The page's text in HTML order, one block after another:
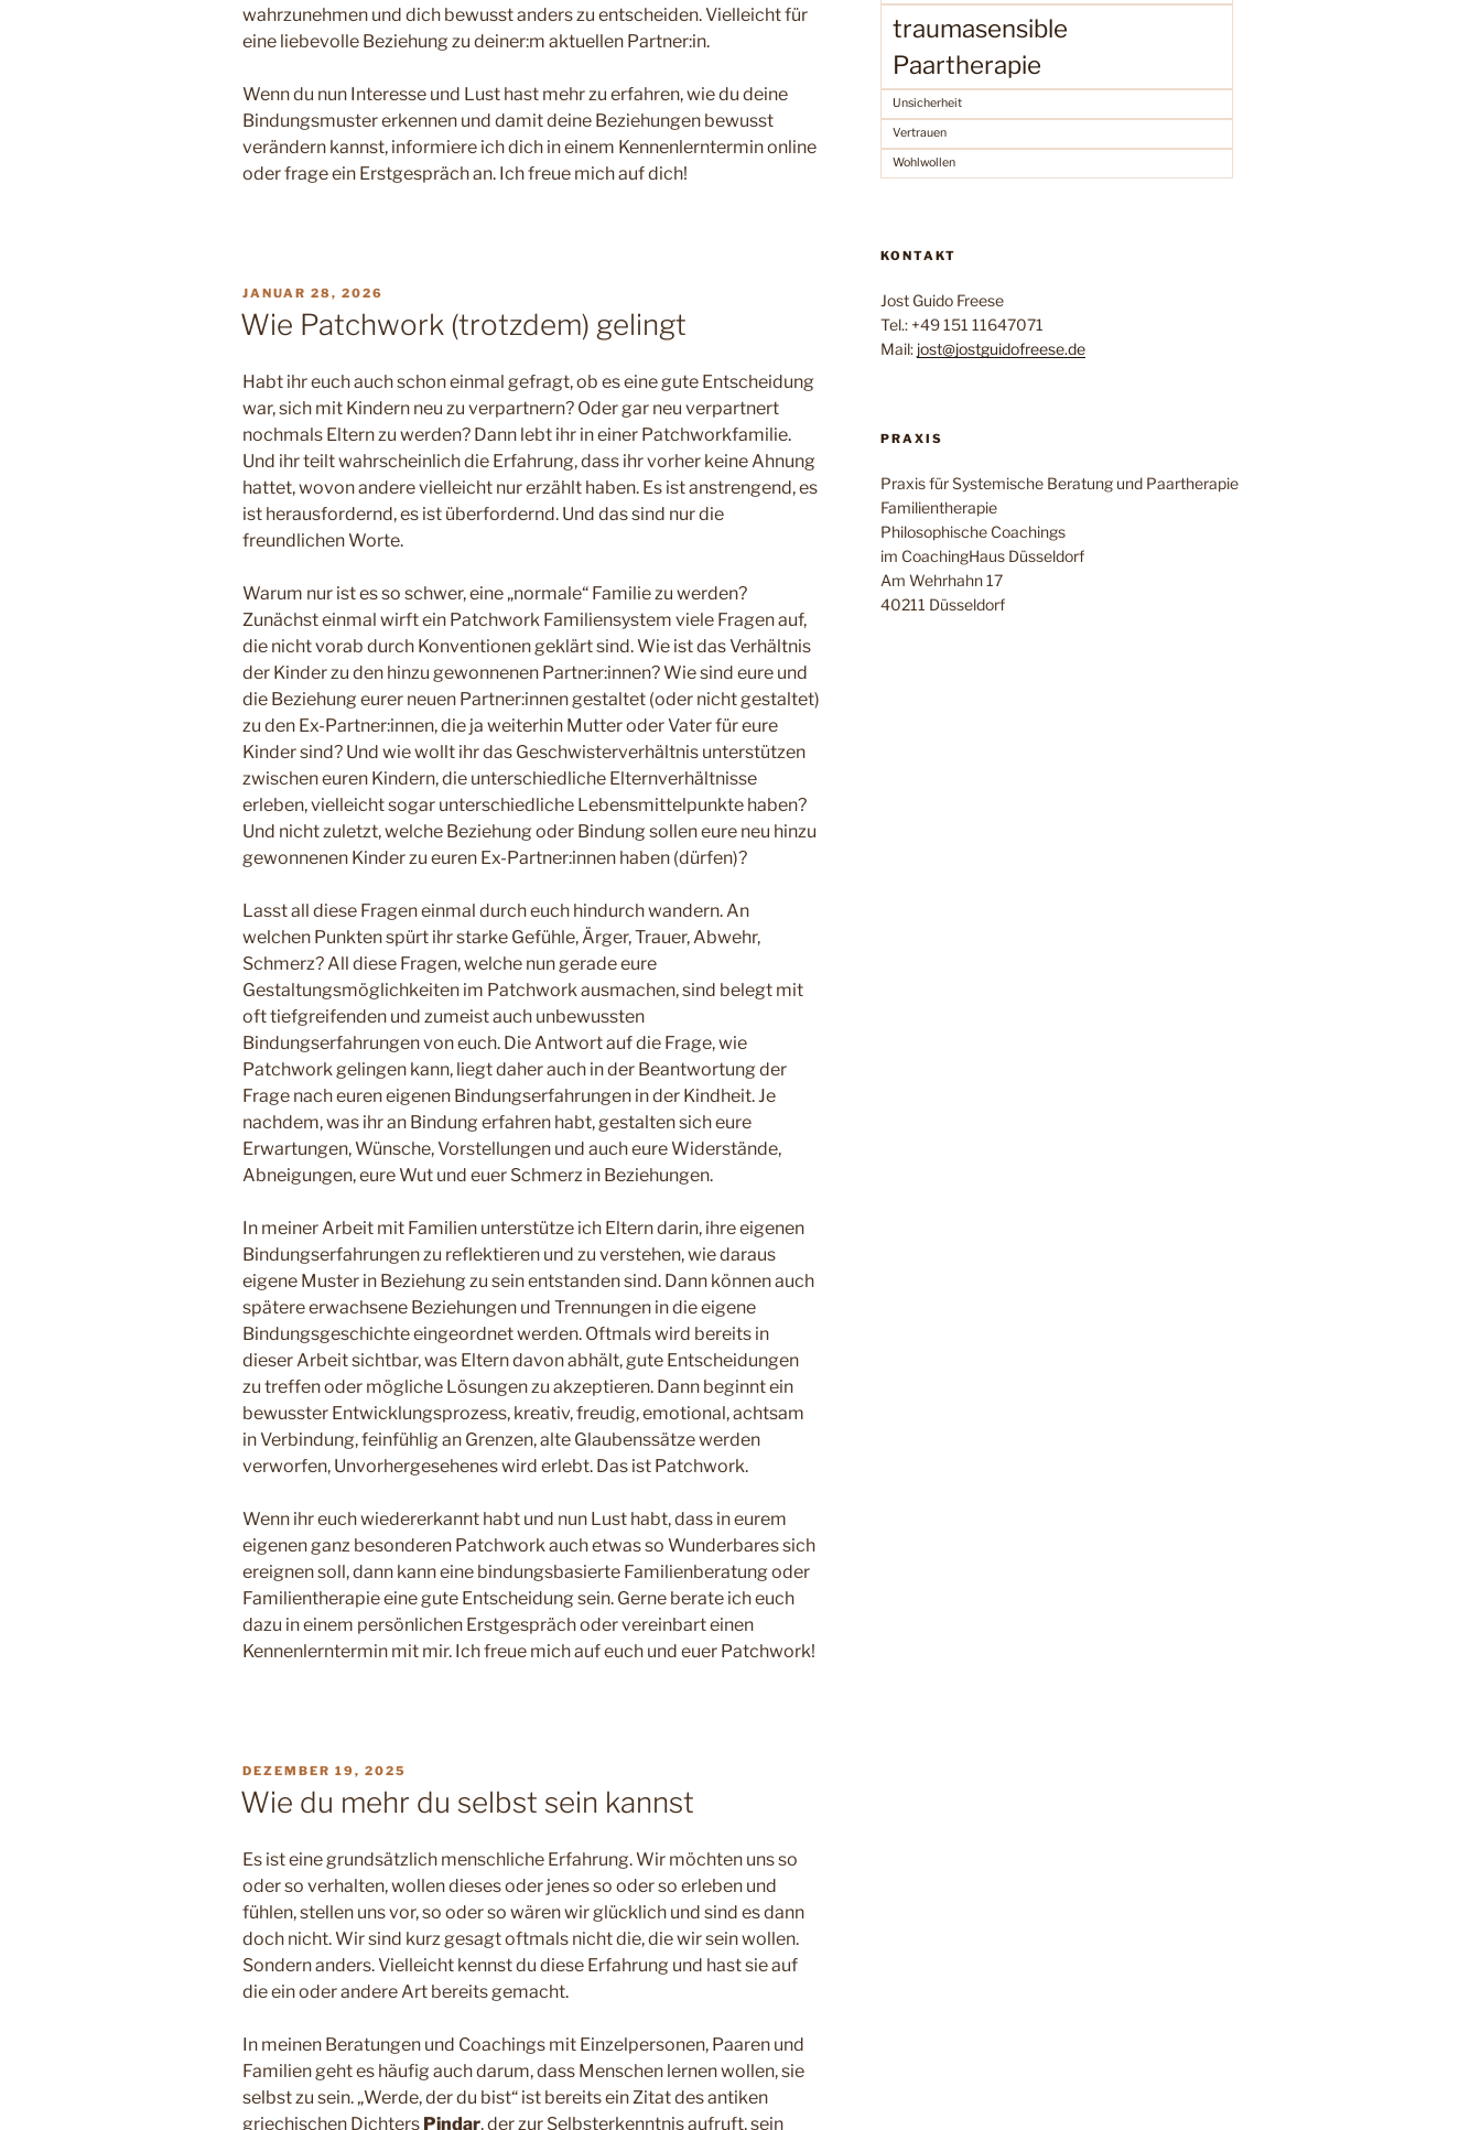
wahrzunehmen und dich bewusst anders zu entscheiden. Vielleicht für
eine liebevolle Beziehung zu deiner:m aktuellen Partner:in.
Wenn du nun Interesse und Lust hast mehr zu erfahren, wie du deine
Bindungsmuster erkennen und damit deine Beziehungen bewusst
verändern kannst, informiere ich dich in einem Kennenlerntermin online
oder frage ein Erstgespräch an. Ich freue mich auf dich!
VERÖFFENTLICHT
JANUAR 28, 2026
Wie Patchwork (trotzdem) gelingt
Habt ihr euch auch schon einmal gefragt, ob es eine gute Entscheidung
war, sich mit Kindern neu zu verpartnern? Oder gar neu verpartnert
nochmals Eltern zu werden? Dann lebt ihr in einer Patchworkfamilie.
Und ihr teilt wahrscheinlich die Erfahrung, dass ihr vorher keine Ahnung
hattet, wovon andere vielleicht nur erzählt haben. Es ist anstrengend, es
ist herausfordernd, es ist überfordernd. Und das sind nur die
freundlichen Worte.
Warum nur ist es so schwer, eine „normale“ Familie zu werden?
Zunächst einmal wirft ein Patchwork Familiensystem viele Fragen auf,
die nicht vorab durch Konventionen geklärt sind. Wie ist das Verhältnis
der Kinder zu den hinzu gewonnenen Partner:innen? Wie sind eure und
die Beziehung eurer neuen Partner:innen gestaltet (oder nicht gestaltet)
zu den Ex-Partner:innen, die ja weiterhin Mutter oder Vater für eure
Kinder sind? Und wie wollt ihr das Geschwisterverhältnis unterstützen
zwischen euren Kindern, die unterschiedliche Elternverhältnisse
erleben, vielleicht sogar unterschiedliche Lebensmittelpunkte haben?
Und nicht zuletzt, welche Beziehung oder Bindung sollen eure neu hinzu
gewonnenen Kinder zu euren Ex-Partner:innen haben (dürfen)?
Lasst all diese Fragen einmal durch euch hindurch wandern. An
welchen Punkten spürt ihr starke Gefühle, Ärger, Trauer, Abwehr,
Schmerz? All diese Fragen, welche nun gerade eure
Gestaltungsmöglichkeiten im Patchwork ausmachen, sind belegt mit
oft tiefgreifenden und zumeist auch unbewussten
Bindungserfahrungen von euch. Die Antwort auf die Frage, wie
Patchwork gelingen kann, liegt daher auch in der Beantwortung der
Frage nach euren eigenen Bindungserfahrungen in der Kindheit. Je
nachdem, was ihr an Bindung erfahren habt, gestalten sich eure
Erwartungen, Wünsche, Vorstellungen und auch eure Widerstände,
Abneigungen, eure Wut und euer Schmerz in Beziehungen.
In meiner Arbeit mit Familien unterstütze ich Eltern darin, ihre eigenen
Bindungserfahrungen zu reflektieren und zu verstehen, wie daraus
eigene Muster in Beziehung zu sein entstanden sind. Dann können auch
spätere erwachsene Beziehungen und Trennungen in die eigene
Bindungsgeschichte eingeordnet werden. Oftmals wird bereits in
dieser Arbeit sichtbar, was Eltern davon abhält, gute Entscheidungen
zu treffen oder mögliche Lösungen zu akzeptieren. Dann beginnt ein
bewusster Entwicklungsprozess, kreativ, freudig, emotional, achtsam
in Verbindung, feinfühlig an Grenzen, alte Glaubenssätze werden
verworfen, Unvorhergesehenes wird erlebt. Das ist Patchwork.
Wenn ihr euch wiedererkannt habt und nun Lust habt, dass in eurem
eigenen ganz besonderen Patchwork auch etwas so Wunderbares sich
ereignen soll, dann kann eine bindungsbasierte Familienberatung oder
Familientherapie eine gute Entscheidung sein. Gerne berate ich euch
dazu in einem persönlichen Erstgespräch oder vereinbart einen
Kennenlerntermin mit mir. Ich freue mich auf euch und euer Patchwork!
VERÖFFENTLICHT
AM
DEZEMBER 19, 2025
Wie du mehr du selbst sein kannst
Es ist eine grundsätzlich menschliche Erfahrung. Wir möchten uns so
oder so verhalten, wollen dieses oder jenes so oder so erleben und
fühlen, stellen uns vor, so oder so wären wir glücklich und sind es dann
doch nicht. Wir sind kurz gesagt oftmals nicht die, die wir sein wollen.
Sondern anders. Vielleicht kennst du diese Erfahrung und hast sie auf
die ein oder andere Art bereits gemacht.
In meinen Beratungen und Coachings mit Einzelpersonen, Paaren und
Familien geht es häufig auch darum, dass Menschen lernen wollen, sie
selbst zu sein. „Werde, der du bist“ ist bereits ein Zitat des antiken
griechischen Dichters Pindar, der zur Selbsterkenntnis aufruft, sein
traumasensible
Paartherapie
Unsicherheit
Vertrauen
Wohlwollen
KONTAKT
Jost Guido Freese
Tel.: +49 151 11647071
Mail: jost@jostguidofreese.de
PRAXIS
Praxis für Systemische Beratung und Paartherapie
Familientherapie
Philosophische Coachings
im CoachingHaus Düsseldorf
Am Wehrhahn 17
40211 Düsseldorf